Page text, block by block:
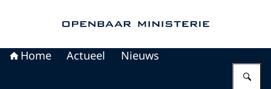
Home Actueel Nieuws